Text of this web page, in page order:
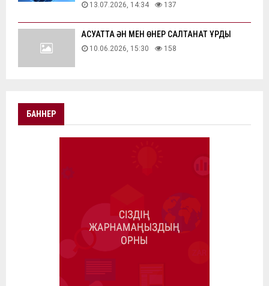
13.07.2026, 14:34 137
АҚСУАТТА ӘН МЕН ӨНЕР САЛТАНАТ ҚҰРДЫ
10.06.2026, 15:30 158
БАННЕР